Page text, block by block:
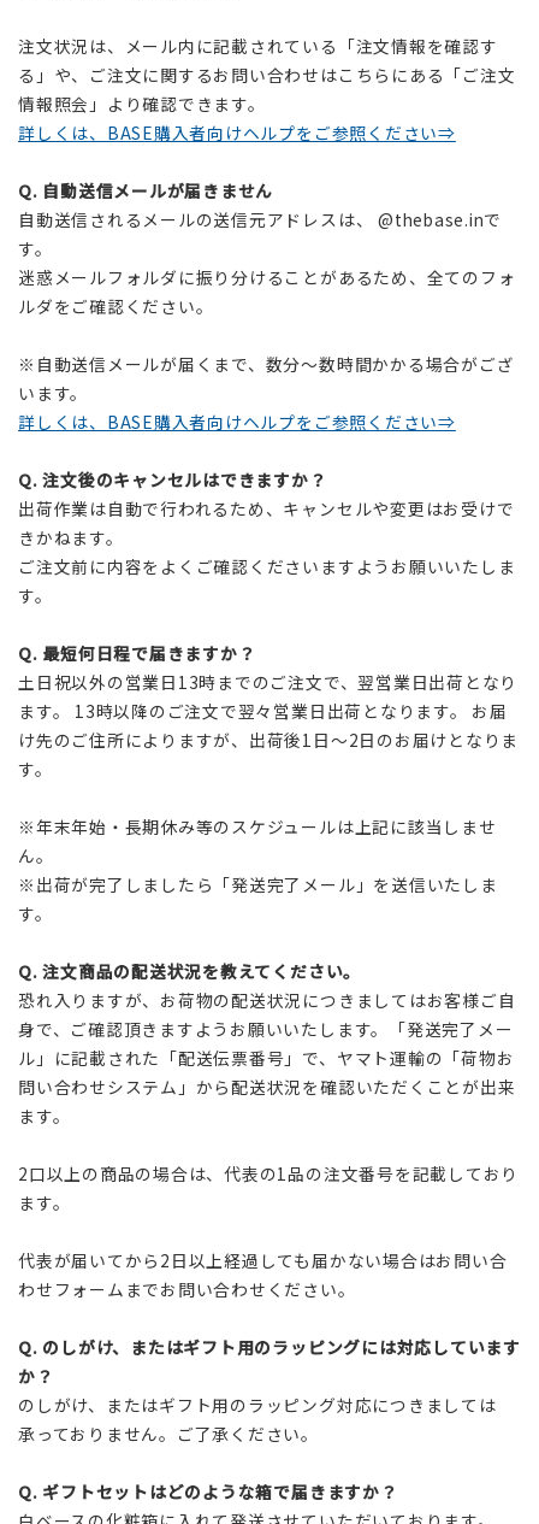
注文状況は、メール内に記載されている「注文情報を確認す
る」や、ご注文に関するお問い合わせはこちらにある「ご注文
情報照会」より確認できます。
詳しくは、BASE購入者向けヘルプをご参照ください⇒
Q. 自動送信メールが届きません
自動送信されるメールの送信元アドレスは、 @thebase.inで
す。
迷惑メールフォルダに振り分けることがあるため、全てのフォ
ルダをご確認ください。
※自動送信メールが届くまで、数分～数時間かかる場合がござ
います。
詳しくは、BASE購入者向けヘルプをご参照ください⇒
Q.注文後のキャンセルはできますか？
出荷作業は自動で行われるため、キャンセルや変更はお受けで
きかねます。
ご注文前に内容をよくご確認くださいますようお願いいたしま
す。
Q. 最短何日程で届きますか？
土日祝以外の営業日13時までのご注文で、翌営業日出荷となり
ます。 13時以降のご注文で翌々営業日出荷となります。 お届
け先のご住所によりますが、出荷後1日～2日のお届けとなりま
す。
※年末年始・長期休み等のスケジュールは上記に該当しませ
ん。
※出荷が完了しましたら「発送完了メール」を送信いたしま
す。
Q.注文商品の配送状況を教えてください。
恐れ入りますが、お荷物の配送状況につきましてはお客様ご自
身で、ご確認頂きますようお願いいたします。「発送完了メー
ル」に記載された「配送伝票番号」で、ヤマト運輸の「荷物お
問い合わせシステム」から配送状況を確認いただくことが出来
ます。
2口以上の商品の場合は、代表の1品の注文番号を記載しており
ます。
代表が届いてから2日以上経過しても届かない場合はお問い合
わせフォームまでお問い合わせください。
Q. のしがけ、またはギフト用のラッピングには対応しています
か？
のしがけ、またはギフト用のラッピング対応につきましては
承っておりません。ご了承ください。
Q. ギフトセットはどのような箱で届きますか？